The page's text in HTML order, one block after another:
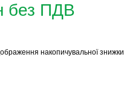
без ПДВ
накопичувальної знижки